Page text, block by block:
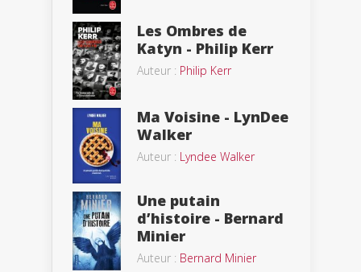
Les Ombres de
Katyn - Philip Kerr
Auteur : Philip Kerr
Ma Voisine - LynDee
Walker
Auteur : Lyndee Walker
Une putain
d’histoire - Bernard
Minier
Auteur : Bernard Minier